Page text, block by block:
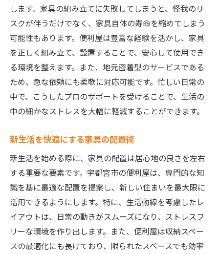
します。家具の組み立てに失敗してしまうと、怪我のリ
スクが伴うだけでなく、家具自体の寿命を縮めてしまう
可能性もあります。便利屋は豊富な経験を活かし、家具
を正しく組み立て、設置することで、安心して使用でき
る環境を整えます。また、地元密着型のサービスである
ため、急な依頼にも柔軟に対応可能です。忙しい日常の
中で、こうしたプロのサポートを受けることで、生活の
中の細かなストレスを大幅に軽減することができます。
新生活を快適にする家具の配置術
新生活を始める際に、家具の配置は居心地の良さを左右
する重要な要素です。宇都宮市の便利屋は、専門的な知
識を基に最適な配置を提案し、新しい住まいを最大限に
活用できるようにします。特に、生活動線を考慮したレ
イアウトは、日常の動きがスムーズになり、ストレスフ
リーな環境を作り出します。また、便利屋は収納スペー
スの最適化にも長けており、限られたスペースでも効率